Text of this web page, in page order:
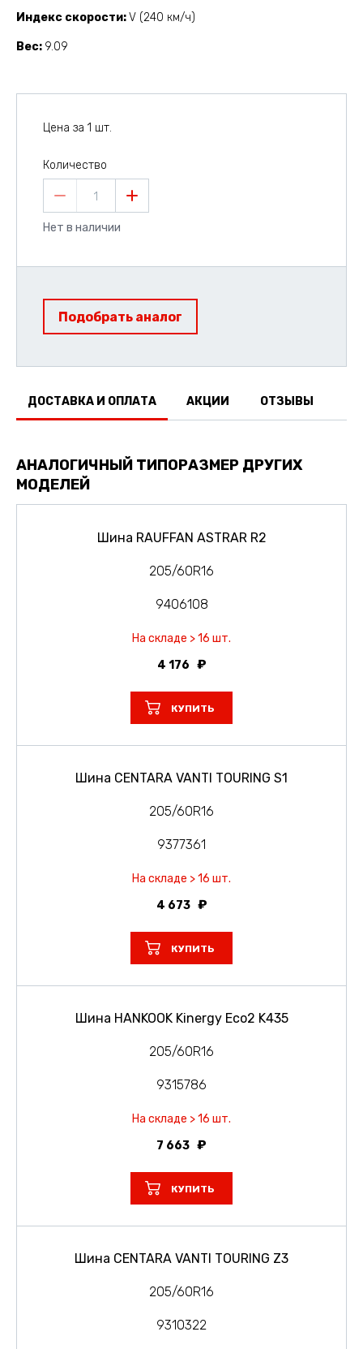
Индекс скорости V (240 км/ч)
Вес 9.09
Цена за 1 шт.
Количество
1
Нет в наличии
Подобрать аналог
ДОСТАВКА И ОПЛАТА АКЦИИ ОТЗЫВЫ
АНАЛОГИЧНЫЙ ТИПОРАЗМЕР ДРУГИХ
МОДЕЛЕЙ
Шина RAUFFAN ASTRAR R2
205/60R16
9406108
На складе > 16 шт.
4 176
КУПИТЬ
Шина CENTARA VANTI TOURING S1
205/60R16
9377361
На складе > 16 шт.
4 673
КУПИТЬ
Шина HANKOOK Kinergy Eco2 K435
205/60R16
9315786
На складе > 16 шт.
7 663
КУПИТЬ
Шина CENTARA VANTI TOURING Z3
205/60R16
9310322